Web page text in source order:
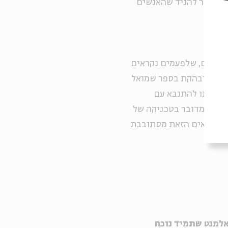
אפשר להגיד שהאנשים
שלפעמים נקראים
מובהקת בספר שמואל
אותו להתנבא עם
שמדובר בטכניקה של
הנביאים הזאת מסתובבת
שתמיד נוכח